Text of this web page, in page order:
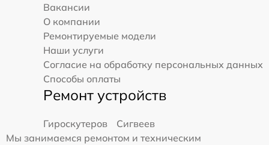
Вакансии
О компании
Ремонтируемые модели
Наши услуги
Согласие на обработку персональных данных
Способы оплаты
Ремонт устройств
Гироскутеров
Сигвеев
Мы занимаемся ремонтом и техническим